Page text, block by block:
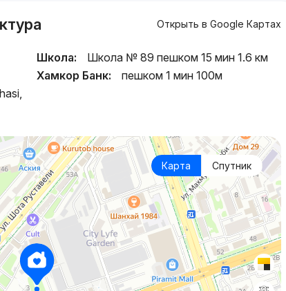
Открыть в Google Картах
Школа:
Школа № 89 пешком 15 мин 1.6 км
Хамкор Банк:
пешком 1 мин 100м
Карта Спутник